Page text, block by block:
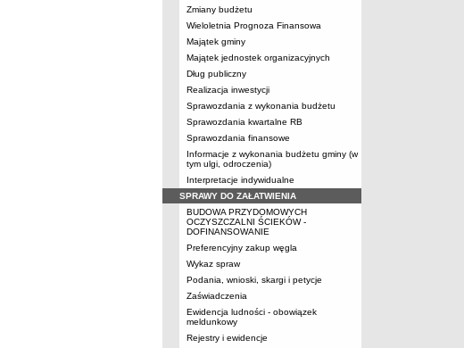
Zmiany budżetu
Wieloletnia Prognoza Finansowa
Majątek gminy
Majątek jednostek organizacyjnych
Dług publiczny
Realizacja inwestycji
Sprawozdania z wykonania budżetu
Sprawozdania kwartalne RB
Sprawozdania finansowe
Informacje z wykonania budżetu gminy (w
tym ulgi, odroczenia)
Interpretacje indywidualne
SPRAWY DO ZAŁATWIENIA
BUDOWA PRZYDOMOWYCH
OCZYSZCZALNI ŚCIEKÓW -
DOFINANSOWANIE
Preferencyjny zakup węgla
Wykaz spraw
Podania, wnioski, skargi i petycje
Zaświadczenia
Ewidencja ludności - obowiązek
meldunkowy
Rejestry i ewidencje